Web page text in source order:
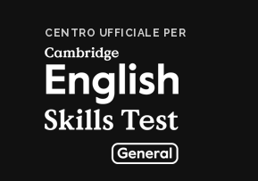
CENTRO UFFICIALE PER